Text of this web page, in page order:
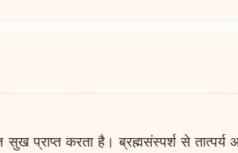
प्राप्त करता है। ब्रह्मसंस्पर्श से तात्पर्य